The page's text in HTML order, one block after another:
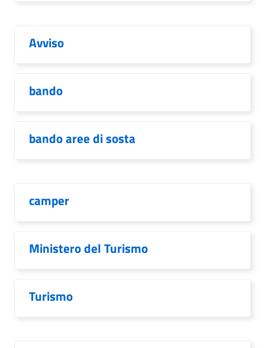
Avviso
bando
bando aree di sosta
camper
Ministero del Turismo
Turismo